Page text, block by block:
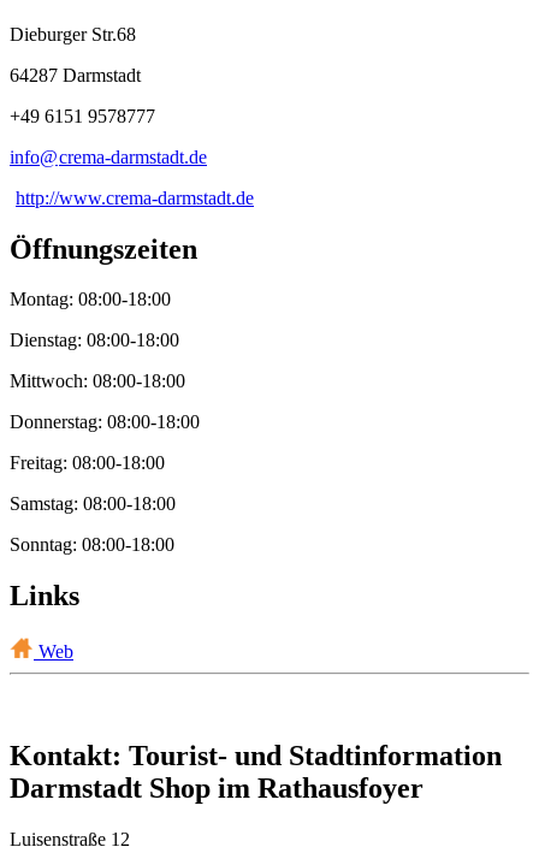
Dieburger Str.68
64287 Darmstadt
+49 6151 9578777
info@crema-darmstadt.de
http://www.crema-darmstadt.de
Öffnungszeiten
Montag: 08:00-18:00
Dienstag: 08:00-18:00
Mittwoch: 08:00-18:00
Donnerstag: 08:00-18:00
Freitag: 08:00-18:00
Samstag: 08:00-18:00
Sonntag: 08:00-18:00
Links
Web
Kontakt: Tourist- und Stadtinformation
Darmstadt Shop im Rathausfoyer
Luisenstraße 12